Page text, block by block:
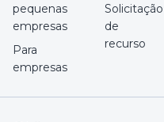
pequenas
empresas
Para
empresas
Solicitação
de
recurso